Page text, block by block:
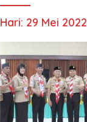
Hari: 29 Mei 2022